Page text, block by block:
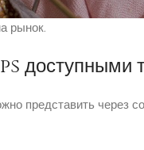
кода. Операторы
рынок.
доступными
представить через